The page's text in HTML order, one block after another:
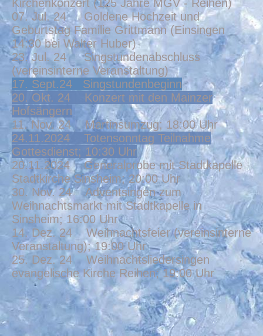
Kirchenkonzert (125 Jahre MGV - Reihen)
07. Jul. 24 Goldene Hochzeit und
Geburtstag Familie Grittmann (Einsingen
14:30 bei Walter Huber)
23. Jul. 24 Singstundenabschluss
(vereinsinterne Veranstaltung)
17. Sept.24 Singstundenbeginn
20. Okt. 24 Konzert mit den Mainzer
Hofsängern
11. Nov. 24 Martinsumzug; 18:00 Uhr
24.11.2024 Totensonntag Teilnahme
Gottesdienst; 10:30 Uhr
20.11.2024 Generalprobe mit Stadtkapelle
Stadtkirche Sinsheim; 20:00 Uhr
30. Nov. 24 Adventsingen zum
Weihnachtsmarkt mit Stadtkapelle in
Sinsheim; 16:00 Uhr
14. Dez. 24 Weihnachtsfeier (vereinsinterne
Veranstaltung); 19:00 Uhr
25. Dez. 24 Weihnachtsliedersingen
evangelische Kirche Reihen; 19:00 Uhr